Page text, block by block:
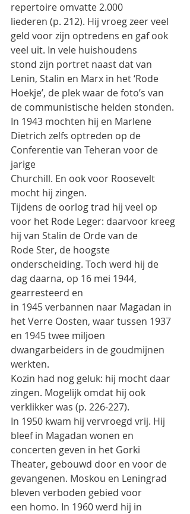
repertoire omvatte 2.000
liederen (p. 212). Hij vroeg zeer veel
geld voor zijn optredens en gaf ook
veel uit. In vele huishoudens
stond zijn portret naast dat van
Lenin, Stalin en Marx in het ‘Rode
Hoekje’, de plek waar de foto’s van
de communistische helden stonden.
In 1943 mochten hij en Marlene
Dietrich zelfs optreden op de
Conferentie van Teheran voor de
jarige
Churchill. En ook voor Roosevelt
mocht hij zingen.
Tijdens de oorlog trad hij veel op
voor het Rode Leger: daarvoor kreeg
hij van Stalin de Orde van de
Rode Ster, de hoogste
onderscheiding. Toch werd hij de
dag daarna, op 16 mei 1944,
gearresteerd en
in 1945 verbannen naar Magadan in
het Verre Oosten, waar tussen 1937
en 1945 twee miljoen
dwangarbeiders in de goudmijnen
werkten.
Kozin had nog geluk: hij mocht daar
zingen. Mogelijk omdat hij ook
verklikker was (p. 226-227).
In 1950 kwam hij vervroegd vrij. Hij
bleef in Magadan wonen en
concerten geven in het Gorki
Theater, gebouwd door en voor de
gevangenen. Moskou en Leningrad
bleven verboden gebied voor
een homo. In 1960 werd hij in